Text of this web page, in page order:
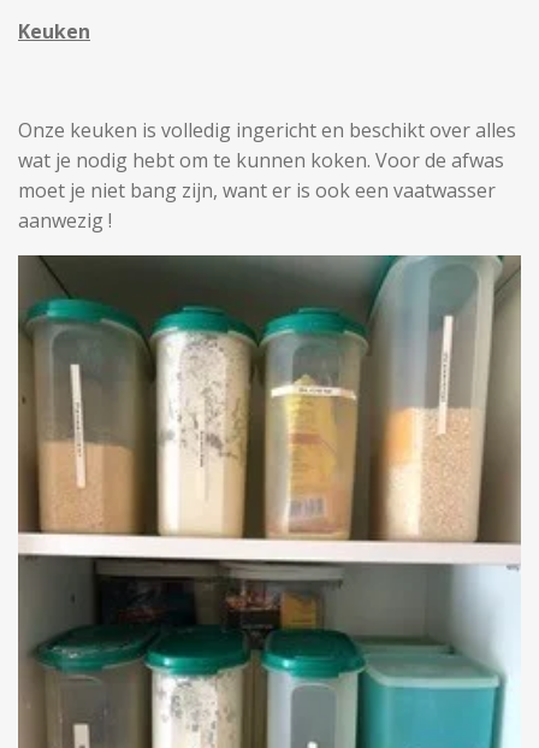
Keuken
Onze keuken is volledig ingericht en beschikt over alles
wat je nodig hebt om te kunnen koken. Voor de afwas
moet je niet bang zijn, want er is ook een vaatwasser
aanwezig !